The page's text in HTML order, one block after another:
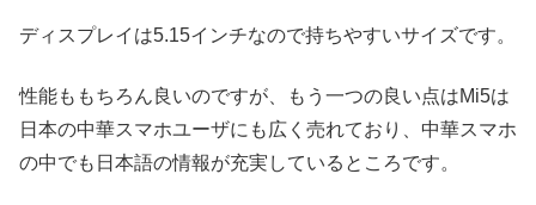
ディスプレイは5.15インチなので持ちやすいサイズです。
性能ももちろん良いのですが、もう一つの良い点はMi5は
日本の中華スマホユーザにも広く売れており、中華スマホ
の中でも日本語の情報が充実しているところです。